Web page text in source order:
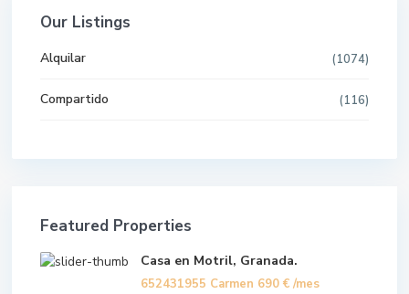
Our Listings
Alquilar (1074)
Compartido (116)
Featured Properties
Casa en Motril, Granada.
652431955 Carmen 690 € /mes